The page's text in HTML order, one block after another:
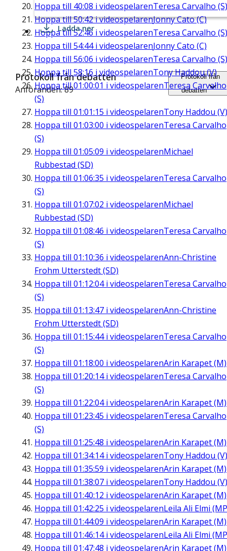
Hoppa till 40:08 i videospelarenTeresa Carvalho (S)
Hoppa till50:42i videospelarenJonny Cato (C)
Hoppa till52:46 i videospelarenTeresa Carvalho (S)
Hoppa till 54:44i videospelarenJonny Cato (C)
Hoppa till 56:06 i videospelarenTeresa Carvalho (S)
Hoppa till 58:16 i videospelarenTony Haddou (V)
Hoppa till01:00:01 i videospelarenTeresa Carvalho
(S)
Hoppa till 01:01:15 i videospelarenTony Haddou (V)
Hoppa till 01:03:00 i videospelarenTeresa Carvalho
(S)
Hoppa till 01:05:09 i videospelarenMichael
Rubbestad (SD)
Hoppa till 01:06:35 i videospelarenTeresa Carvalho
(S)
Hoppa till 01:07:02 i videospelarenMichael
Rubbestad (SD)
Hoppa till 01:08:46 i videospelarenTeresa Carvalho
(S)
Hoppa till 01:10:36 i videospelarenAnn-Christine
Frohm Utterstedt (SD)
Hoppa till 01:12:04i videospelarenTeresa Carvalho
(S)
Hoppa till 01:13:47 i videospelarenAnn-Christine
Frohm Utterstedt (SD)
Hoppa till 01:15:44i videospelarenTeresa Carvalho
(S)
Hoppa till 01:18:00 i videospelarenArin Karapet (M)
Hoppa till 01:20:14i videospelarenTeresa Carvalho
(S)
Hoppa till 01:22:04i videospelarenArin Karapet (M)
Hoppa till 01:23:45 i videospelarenTeresa Carvalho
(S)
Hoppa till 01:25:48 i videospelarenArin Karapet (M)
Hoppa till 01:34:14i videospelarenTony Haddou (V)
Hoppa till 01:35:59 i videospelarenArin Karapet (M)
Hoppa till 01:38:07 i videospelarenTony Haddou (V)
Hoppa till 01:40:12 i videospelarenArin Karapet (M)
Hoppa till 01:42:25 i videospelarenLeila Ali Elmi
Hoppa till 01:44:09 i videospelarenArin Karapet (M)
Hoppa till 01:46:14i videospelarenLeila Ali Elmi
Hoppa till 01:47:48 i videospelarenArin Karapet (M)
Ladda ner
Protokoll från debatten
Anföranden: 89
Protokoll från
debatten